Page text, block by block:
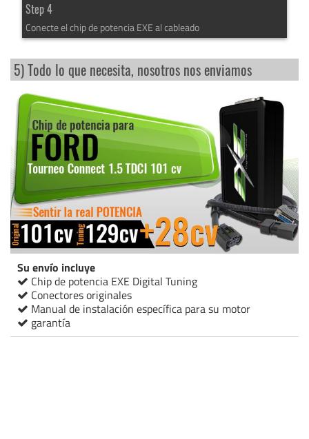
Step 4
Conecte el chip de potencia EXE al cableado
5) Todo lo que necesita, nosotros nos enviamos
Su envío incluye
Chip de potencia EXE Digital Tuning
Conectores originales
Manual de instalación específica para su motor
garantía